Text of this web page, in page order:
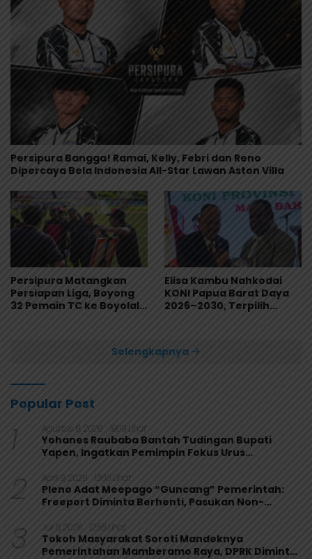
Persipura Bangga! Ramai, Kelly, Febri dan Reno
Dipercaya Bela Indonesia All-Star Lawan Aston Villa
Persipura Matangkan
Persiapan Liga, Boyong
32 Pemain TC ke Boyolali
Elisa Kambu Nahkodai
KONI Papua Barat Daya
2026–2030, Terpilih
Selengkapnya
Popular Post
1 Agustus 6, 2026 1909 Lihat
Yohanes Raubaba Bantah Tudingan Bupati
Yapen, Ingatkan Pemimpin Fokus Urus
2 April 9, 2026 1366 Lihat
Pleno Adat Meepago “Guncang” Pemerintah:
Freeport Diminta Berhenti, Pasukan Non-
3 Juli 6, 2026 1256 Lihat
Tokoh Masyarakat Soroti Mandeknya
Pemerintahan Mamberamo Raya, DPRK Diminta